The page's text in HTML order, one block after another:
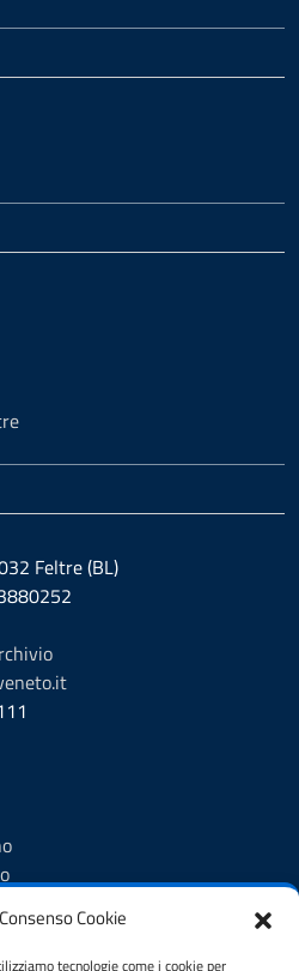
Cookie
tecnologie come i cookie per
Feltre (BL)